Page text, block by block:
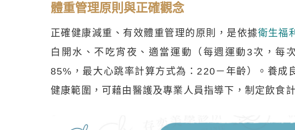
體重管理原則與正確觀念
正確健康減重、有效體重管理的原則，是依據衛生福
白開水、不吃宵夜、適當運動（每週運動3次，每
85%，最大心跳率計算方式為：220－年齡）。養成
健康範圍，可藉由醫護及專業人員指導下，制定飲食